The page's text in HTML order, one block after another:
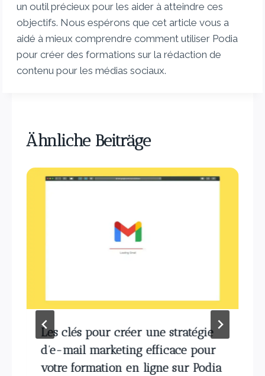
un outil précieux pour les aider à atteindre ces
objectifs. Nous espérons que cet article vous a
aidé à mieux comprendre comment utiliser Podia
pour créer des formations sur la rédaction de
contenu pour les médias sociaux.
Ähnliche Beiträge
Les clés pour créer une stratégie
d’e-mail marketing efficace pour
votre formation en ligne sur Podia